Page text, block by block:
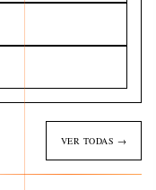
VER TODAS →